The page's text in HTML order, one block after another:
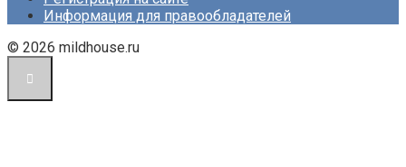
Информация для правообладателей
© 2026 mildhouse.ru